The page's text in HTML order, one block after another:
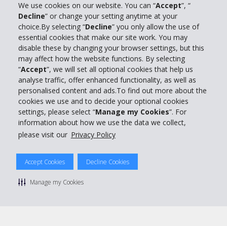
We use cookies on our website. You can “Accept”, “
Decline” or change your setting anytime at your
choice.By selecting “Decline” you only allow the use of
essential cookies that make our site work. You may
disable these by changing your browser settings, but this
may affect how the website functions. By selecting
“Accept”, we will set all optional cookies that help us
analyse traffic, offer enhanced functionality, as well as
personalised content and ads.To find out more about the
cookies we use and to decide your optional cookies
settings, please select “Manage my Cookies”. For
information about how we use the data we collect,
please visit our Privacy Policy
Accept Cookies Decline Cookies
Manage my Cookies
Informations sur l'entreprise
Entreprise
Support client
Réserver avec Hertz
Politique de confidentialité
Conditions de location
Gérer mes cookies